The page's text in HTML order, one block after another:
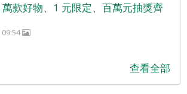
款好物、1 元限定、百萬元抽獎齊
查看全部